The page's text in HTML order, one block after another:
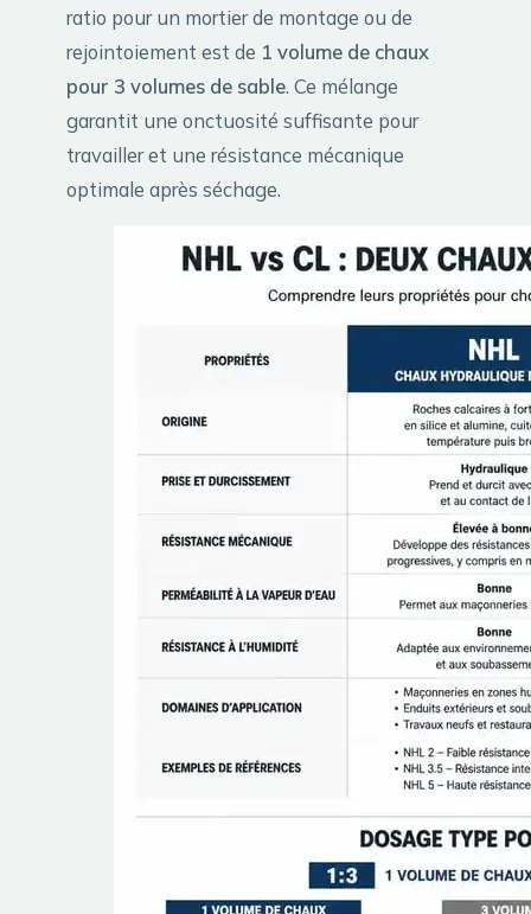
ratio pour un mortier de montage ou de
rejointoiement est de 1 volume de chaux
pour 3 volumes de sable. Ce mélange
garantit une onctuosité suffisante pour
travailler et une résistance mécanique
optimale après séchage.